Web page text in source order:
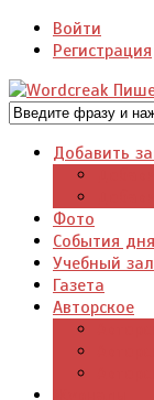
Войти
Регистрация
Добавить
Фото
События дня
Учебный зал
Газета
Авторское